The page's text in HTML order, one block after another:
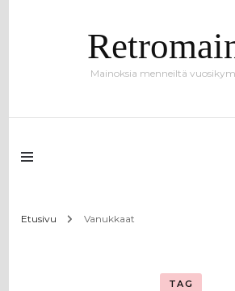
Mainoksia menneiltä
Etusivu Vanukkaat
TAG